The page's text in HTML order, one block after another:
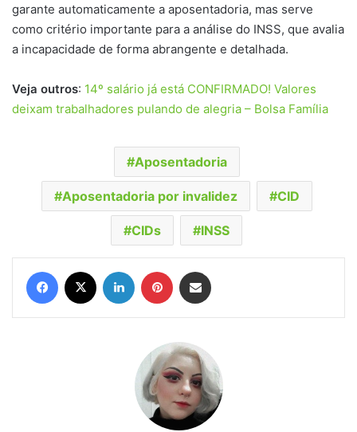
garante automaticamente a aposentadoria, mas serve
como critério importante para a análise do INSS, que avalia
a incapacidade de forma abrangente e detalhada.
Veja outros: 14º salário já está CONFIRMADO! Valores
deixam trabalhadores pulando de alegria – Bolsa Família
Aposentadoria
Aposentadoria por invalidez CID
CIDs INSS
Facebook Linkedin Pinterest